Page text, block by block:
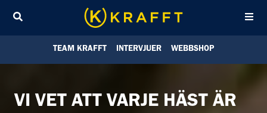
TEAM KRAFFT INTERVJUER WEBBSHOP
VI VET ATT VARJE HÄST ÄR